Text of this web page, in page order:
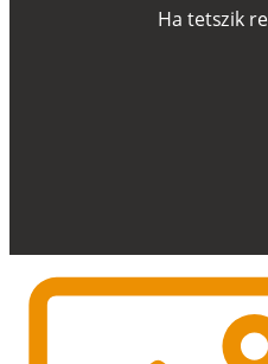
Ha tetszik re